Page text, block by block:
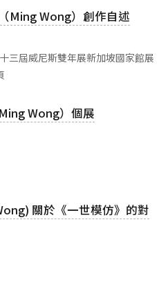
Ming Wong）創作自述
三屆威尼斯雙年展新加坡國家館展
Wong）個展
關於《一世模仿》的對